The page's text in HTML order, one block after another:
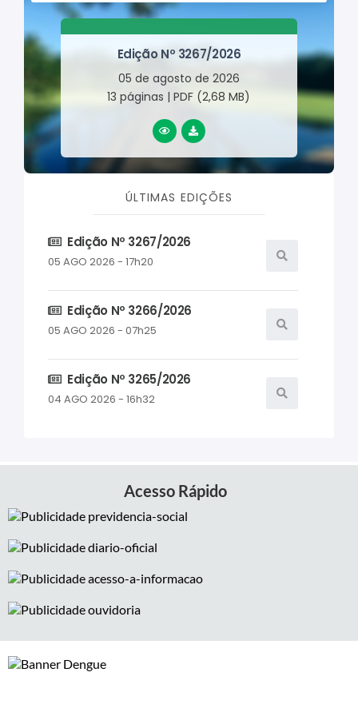
Edição Nº 3267/2026
05 de agosto de 2026
13 páginas | PDF (2,68 MB)
LER ONLINEBAIXAR
ÚLTIMAS EDIÇÕES
Edição Nº 3267/2026
05 AGO 2026 - 17h20
Edição Nº 3266/2026
05 AGO 2026 - 07h25
Edição Nº 3265/2026
04 AGO 2026 - 16h32
04 AGO 2026 - 07h06
Edição Nº 3263/2026
Edição Nº 3262/2026
03 AGO 2026 - 07h59
31 JUL 2026 - 18h32
Acesso Rápido